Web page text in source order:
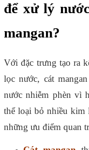
để xử lý
mangan?
Với đặc trưng tạo ra
lọc nước, cát
nước nhiễm phèn vì
thể loại bỏ nhiều kim
những ưu điểm quan